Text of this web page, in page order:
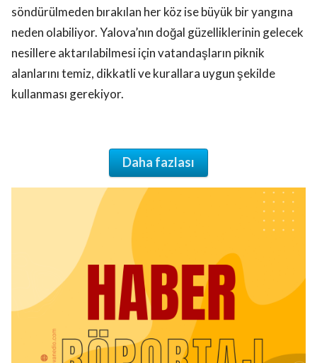
söndürülmeden bırakılan her köz ise büyük bir yangına
neden olabiliyor. Yalova’nın doğal güzelliklerinin gelecek
nesillere aktarılabilmesi için vatandaşların piknik
alanlarını temiz, dikkatli ve kurallara uygun şekilde
kullanması gerekiyor.
Daha fazlası